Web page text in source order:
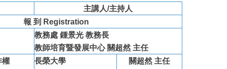
主講人/主持人
報 到 Registration
教務處 鍾景光教務長
教師培育暨發展中心 關超然主任
權
長榮大學
關超然主任